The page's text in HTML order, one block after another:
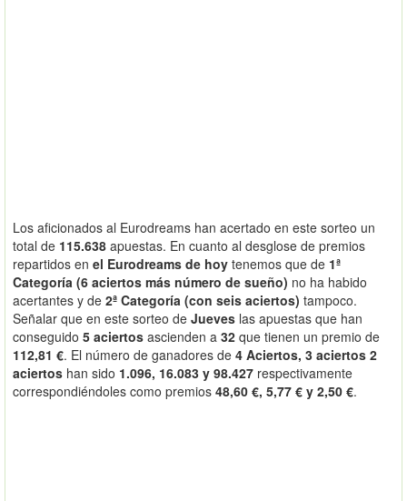
Los aficionados al Eurodreams han acertado en este sorteo un
total de 115.638 apuestas. En cuanto al desglose de premios
repartidos en el Eurodreams de hoy tenemos que de 1ª
Categoría (6 aciertos más número de sueño) no ha habido
acertantes y de 2ª Categoría (con seis aciertos) tampoco.
Señalar que en este sorteo de Jueves las apuestas que han
conseguido 5 aciertos ascienden a 32 que tienen un premio de
112,81 €. El número de ganadores de 4 Aciertos, 3 aciertos 2
aciertos han sido 1.096, 16.083 y 98.427 respectivamente
correspondiéndoles como premios 48,60 €, 5,77 € y 2,50 €.